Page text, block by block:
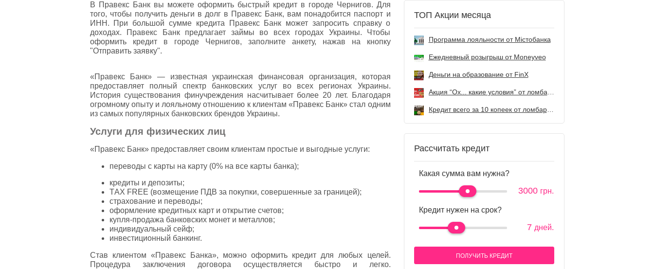
В Правекс Банк вы можете оформить быстрый кредит в городе Чернигов. Для
того, чтобы получить деньги в долг в Правекс Банк, вам понадобится паспорт и
ИНН. При большой сумме кредита Правекс Банк может запросить справку о
доходах. Правекс Банк предлагает займы во всех городах Украины. Чтобы
оформить кредит в городе Чернигов, заполните анкету, нажав на кнопку
"Отправить заявку".
«Правекс Банк» — известная украинская финансовая организация, которая
предоставляет полный спектр банковских услуг во всех регионах Украины.
История существования финучреждения насчитывает более 20 лет. Благодаря
огромному опыту и лояльному отношению к клиентам «Правекс Банк» стал одним
из самых популярных банковских брендов Украины.
Услуги для физических лиц
«Правекс Банк» предоставляет своим клиентам простые и выгодные услуги:
переводы с карты на карту (0% на все карты банка);
кредиты и депозиты;
ТAX FREE (возмещение ПДВ за покупки, совершенные за границей);
страхование и переводы;
оформление кредитных карт и открытие счетов;
купля-продажа банковских монет и металлов;
индивидуальный сейф;
инвестиционный банкинг.
Став клиентом «Правекс Банка», можно оформить кредит для любых целей.
Процедура заключения договора осуществляется быстро и легко.
ТОП Акции месяца
Программа лояльности от Містобанка
Ежедневный розыгрыш от Мoneyveo
Деньги на образование от FinX
Кредит всего за 10 копеек от ломбарда Первый
Рассчитать кредит
Какая сумма вам нужна?
3000 грн.
Кредит нужен на срок?
7 дней.
ПОЛУЧИТЬ КРЕДИТ